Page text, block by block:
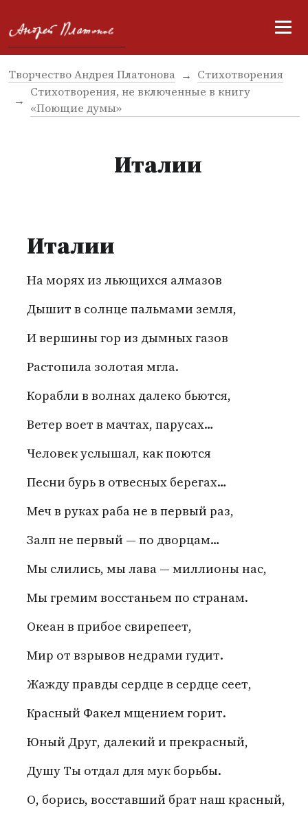
Творчество Андрея Платонова
Стихотворения
Стихотворения, не включенные в книгу
«Поющие думы»
Италии
Италии
На морях из льющихся алмазов
Дышит в солнце пальмами земля,
И вершины гор из дымных газов
Растопила золотая мгла.
Корабли в волнах далеко бьются,
Ветер воет в мачтах, парусах…
Человек услышал, как поются
Песни бурь в отвесных берегах…
Меч в руках раба не в первый раз,
Залп не первый — по дворцам…
Мы слились, мы лава — миллионы нас,
Мы гремим восстаньем по странам.
Океан в прибое свирепеет,
Мир от взрывов недрами гудит.
Жажду правды сердце в сердце сеет,
Красный Факел мщением горит.
Юный Друг, далекий и прекрасный,
Душу Ты отдал для мук борьбы.
О, борись, восставший брат наш красный,